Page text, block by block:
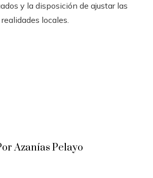
y la disposición de ajustar las
locales.
Azanías Pelayo